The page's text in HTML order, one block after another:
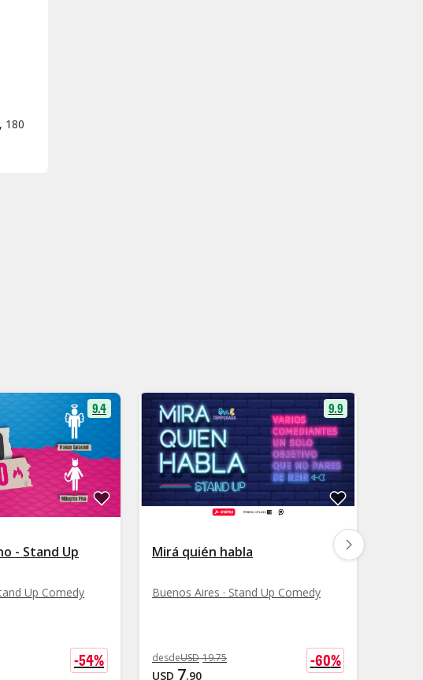
180
9.4
- Stand Up
Up Comedy
-54%
9.9
Mirá quién habla
Buenos Aires · Stand Up Comedy
desdeUSD 19.75
USD 7.90
-60%